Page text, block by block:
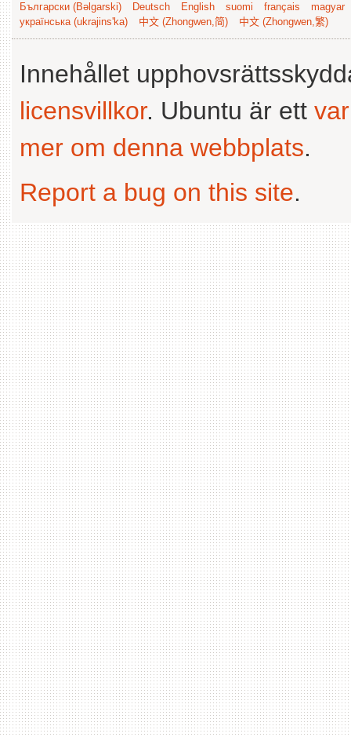
Български (Bəlgarski) Deutsch English suomi français
magyar
українська (ukrajins'ka)
中文 (Zhongwen,简) 中文 (Zhongwen,繁)
Innehållet
licensvillkor. Ubuntu är ett
mer om denna webbplats.
Report a bug on this site.